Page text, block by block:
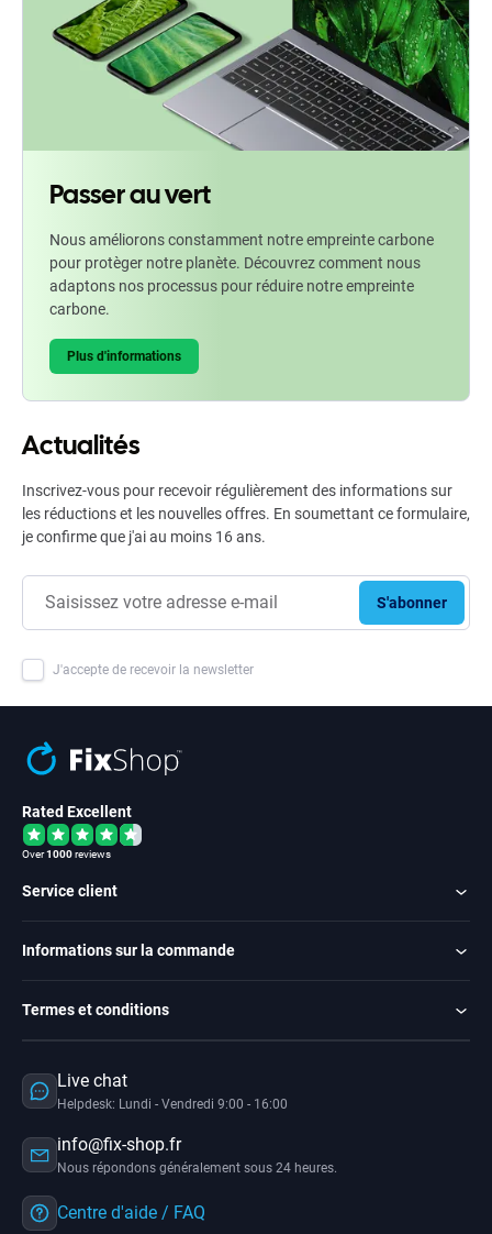
Passer au vert
Nous améliorons constamment notre empreinte carbone
pour protèger notre planète. Découvrez comment nous
adaptons nos processus pour réduire notre empreinte
carbone.
Plus d'informations
Actualités
Inscrivez-vous pour recevoir régulièrement des informations sur
les réductions et les nouvelles offres. En soumettant ce formulaire,
je confirme que j'ai au moins 16 ans.
S'abonner
J'accepte de recevoir la newsletter
Rated Excellent
Over1000reviews
Service client
Informations sur la commande
Termes et conditions
Live chat
Helpdesk: Lundi - Vendredi 9:00 - 16:00
info@fix-shop.fr
Nous répondons généralement sous 24 heures.
Centre d'aide / FAQ